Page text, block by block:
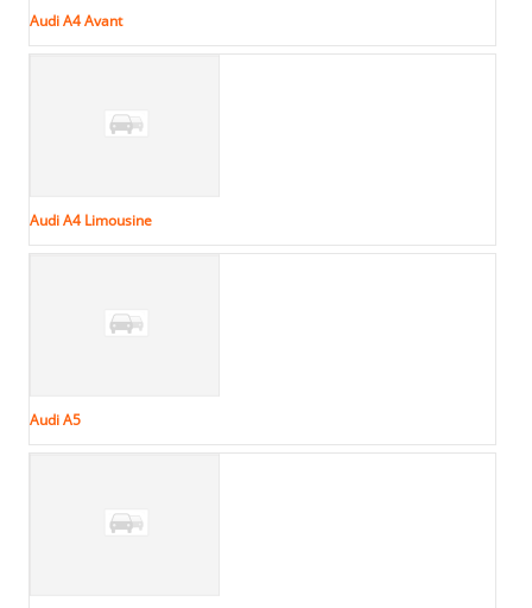
Audi A4 Avant
Audi A4 Limousine
Audi A5